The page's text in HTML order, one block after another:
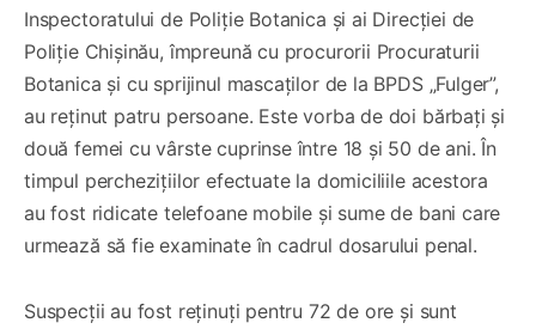
Inspectoratului de Poliție Botanica și ai Direcției de
Poliție Chișinău, împreună cu procurorii Procuraturii
Botanica și cu sprijinul mascaților de la BPDS „Fulger”,
au reținut patru persoane. Este vorba de doi bărbați și
două femei cu vârste cuprinse între 18 și 50 de ani. În
timpul perchezițiilor efectuate la domiciliile acestora
au fost ridicate telefoane mobile și sume de bani care
urmează să fie examinate în cadrul dosarului penal.
Suspecții au fost reținuți pentru 72 de ore și sunt